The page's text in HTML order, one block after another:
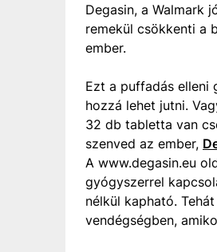
Degasin, a Walmark
remekül csökkenti a
ember.
Ezt a puffadás elleni
hozzá lehet jutni.
32 db tabletta van
szenved az ember,
A www.degasin.eu
gyógyszerrel
nélkül kapható.
vendégségben,